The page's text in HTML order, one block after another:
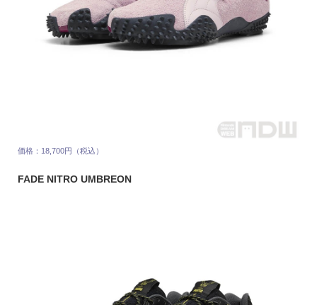
価格：18,700円（税込）
FADE NITRO UMBREON